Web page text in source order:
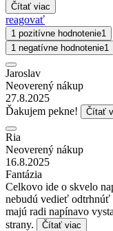
Čítať viac
reagovať
1 pozitívne hodnotenie1
1 negatívne hodnotenie1
Jaroslav
Neoverený nákup
27.8.2025
Ďakujem pekne!
Čítať
Ria
Neoverený nákup
16.8.2025
Fantázia
Celkovo ide o skvelo
nebudú vedieť odtrhnúť
majú radi napínavo
strany.
Čítať viac